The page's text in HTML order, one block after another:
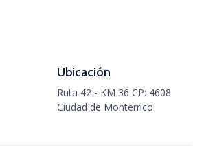
Ubicación
Ruta 42 - KM 36 CP: 4608
Ciudad de Monterrico